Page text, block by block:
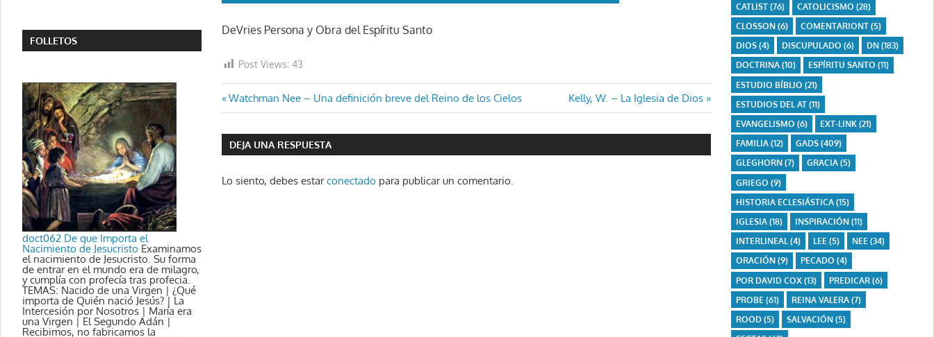
DeVries Persona y Obra del Espíritu Santo
Post Views: 43
Navegación
de
entradas
Entrada
anterior:
Watchman Nee – Una definición breve del Reino de los Cielos
Entrada
siguiente:
Kelly, W. – La Iglesia de Dios
DEJA UNA RESPUESTA
Lo siento, debes estarconectado para publicar un comentario.
FOLLETOS
doct062 De que Importa el
Nacimiento de Jesucristo Examinamos
el nacimiento de Jesucristo. Su forma
de entrar en el mundo era de milagro,
y cumplía con profecía tras profecia.
TEMAS: Nacido de una Virgen | ¿Qué
importa de Quién nació Jesús? | La
Intercesión por Nosotros | María era
una Virgen | El Segundo Adán |
Recibimos, no fabricamos la
CATLIST(76) CATOLICISMO (28)
CLOSSON(6) COMENTARIONT(5)
DIOS(4) DISCUPULADO (6) DN(183)
DOCTRINA(10) ESPÍRITU SANTO (11)
ESTUDIO BÍBLIO (21)
ESTUDIOS DEL AT(11)
EVANGELISMO (6) EXT-LINK(21)
FAMILIA(12) GADS(409)
GLEGHORN(7) GRACIA(5)
GRIEGO (9)
HISTORIA ECLESIÁSTICA(15)
IGLESIA(18) INSPIRACIÓN(11)
INTERLINEAL(4) LEE(5) NEE(34)
ORACIÓN(9) PECADO (4)
POR DAVID COX(13) PREDICAR(6)
PROBE (61) REINA VALERA(7)
ROOD(5) SALVACIÓN(5)